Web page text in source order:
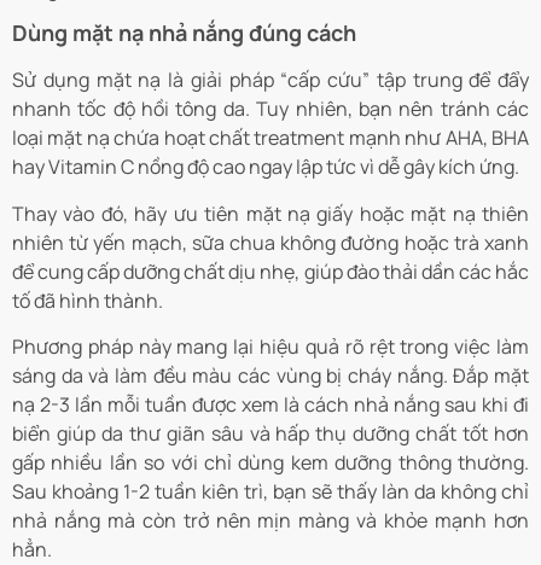
Dùng mặt nạ nhả nắng đúng cách
Sử dụng mặt nạ là giải pháp “cấp cứu” tập trung để đẩy
nhanh tốc độ hồi tông da. Tuy nhiên, bạn nên tránh các
loại mặt nạ chứa hoạt chất treatment mạnh như AHA, BHA
hay Vitamin C nồng độ cao ngay lập tức vì dễ gây kích ứng.
Thay vào đó, hãy ưu tiên mặt nạ giấy hoặc mặt nạ thiên
nhiên từ yến mạch, sữa chua không đường hoặc trà xanh
để cung cấp dưỡng chất dịu nhẹ, giúp đào thải dần các hắc
tố đã hình thành.
Phương pháp này mang lại hiệu quả rõ rệt trong việc làm
sáng da và làm đều màu các vùng bị cháy nắng. Đắp mặt
nạ 2-3 lần mỗi tuần được xem là cách nhả nắng sau khi đi
biển giúp da thư giãn sâu và hấp thụ dưỡng chất tốt hơn
gấp nhiều lần so với chỉ dùng kem dưỡng thông thường.
Sau khoảng 1-2 tuần kiên trì, bạn sẽ thấy làn da không chỉ
nhả nắng mà còn trở nên mịn màng và khỏe mạnh hơn
hẳn.